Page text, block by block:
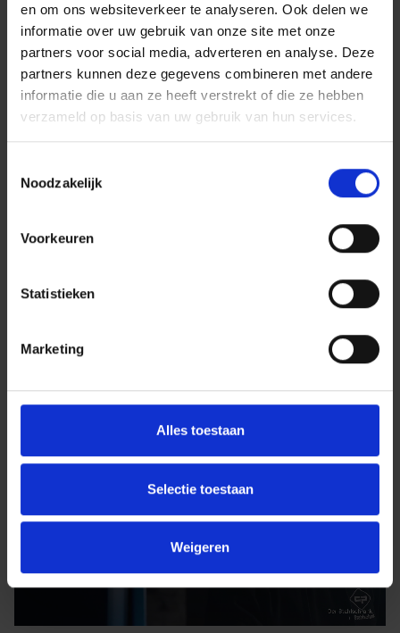
en om ons websiteverkeer te analyseren. Ook delen we
informatie over uw gebruik van onze site met onze
partners voor social media, adverteren en analyse. Deze
partners kunnen deze gegevens combineren met andere
informatie die u aan ze heeft verstrekt of die ze hebben
verzameld op basis van uw gebruik van hun services.
Noodzakelijk
Voorkeuren
Statistieken
Marketing
Alles toestaan
Selectie toestaan
Weigeren